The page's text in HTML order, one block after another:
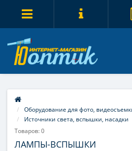
Оборудование для фото,
Источники света, вспышки, насадки
Товаров: 0
ЛАМПЫ-ВСПЫШКИ